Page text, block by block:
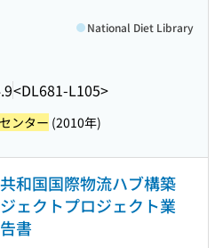
<DL681-L105>
National Diet Library
ンター (2010年)
和国国際物流ハブ構築
ェクトプロジェクト業
書